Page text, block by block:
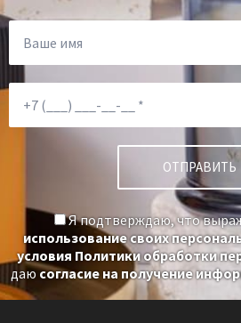
Я подтверждаю, что
использование своих
условия Политики обработки
даюсогласие на получение